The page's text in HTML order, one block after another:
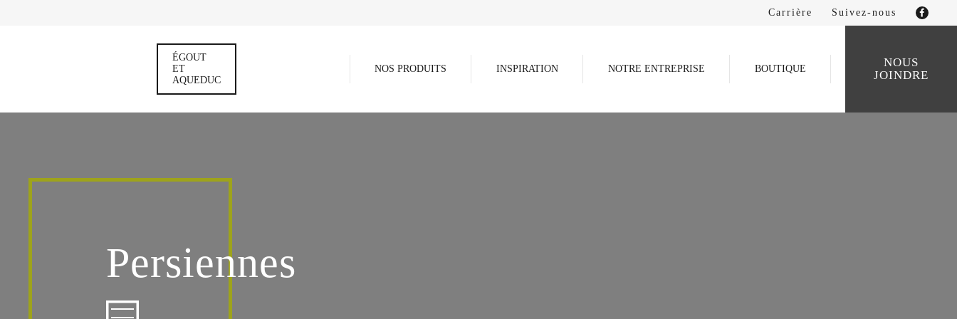
Carrière Suivez-nous
ÉGOUT
ET
AQUEDUC
NOS PRODUITS INSPIRATION NOTRE ENTREPRISE BOUTIQUE
NOUS
JOINDRE
Persiennes